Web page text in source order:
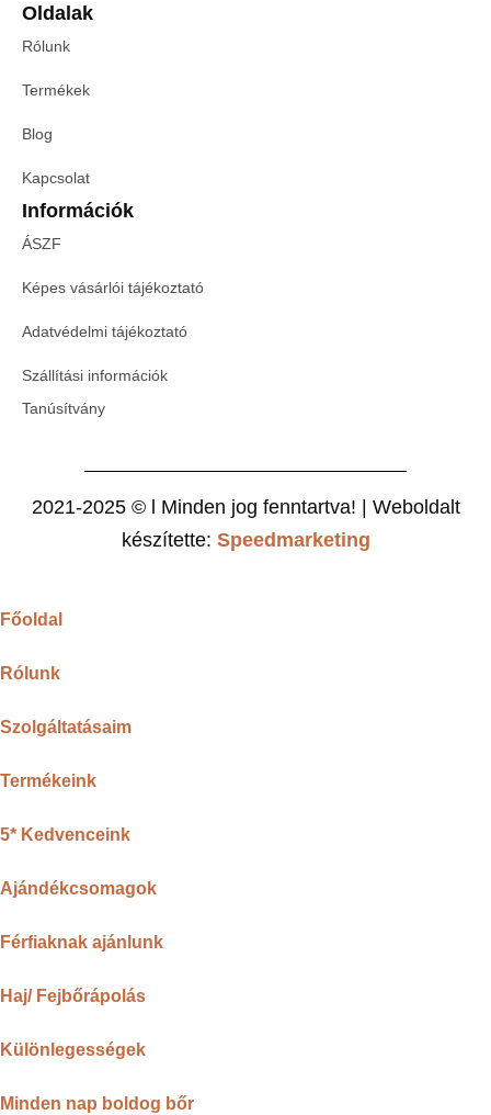
Oldalak
Rólunk
Termékek
Blog
Kapcsolat
Információk
ÁSZF
Képes vásárlói tájékoztató
Adatvédelmi tájékoztató
Szállítási információk
Tanúsítvány
2021-2025 © l Minden jog fenntartva! | Weboldalt
készítette: Speedmarketing
Főoldal
Rólunk
Szolgáltatásaim
Termékeink
5* Kedvenceink
Ajándékcsomagok
Férfiaknak ajánlunk
Haj/ Fejbőrápolás
Különlegességek
Minden nap boldog bőr